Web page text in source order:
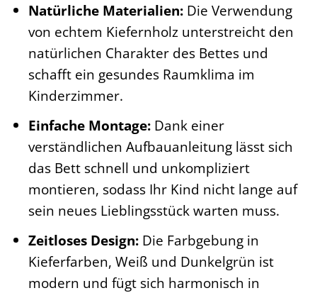
Natürliche Materialien: Die Verwendung
von echtem Kiefernholz unterstreicht den
natürlichen Charakter des Bettes und
schafft ein gesundes Raumklima im
Kinderzimmer.
Einfache Montage: Dank einer
verständlichen Aufbauanleitung lässt sich
das Bett schnell und unkompliziert
montieren, sodass Ihr Kind nicht lange auf
sein neues Lieblingsstück warten muss.
Zeitloses Design: Die Farbgebung in
Kieferfarben, Weiß und Dunkelgrün ist
modern und fügt sich harmonisch in